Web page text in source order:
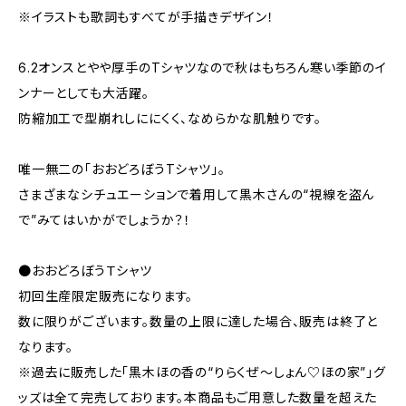
※イラストも歌詞もすべてが手描きデザイン！
6.2オンスとやや厚手のTシャツなので秋はもちろん寒い季節のイ
ンナーとしても大活躍。
防縮加工で型崩れしににくく、なめらかな肌触りです。
唯一無二の「おおどろぼうTシャツ」。
さまざまなシチュエーションで着用して黒木さんの“視線を盗ん
で”みてはいかがでしょうか？！
●おおどろぼうＴシャツ
初回生産限定販売になります。
数に限りがございます。数量の上限に達した場合、販売は終了と
なります。
※過去に販売した「黒木ほの香の“りらくぜ～しょん♡ほの家”」グ
ッズは全て完売しております。本商品もご用意した数量を超えた